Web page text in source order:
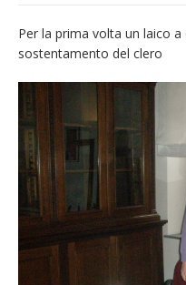
naturale
alcune
Incendio
fronte.
sentieri
Dieci anni
Per la prima volta un laico
sostentamento del clero